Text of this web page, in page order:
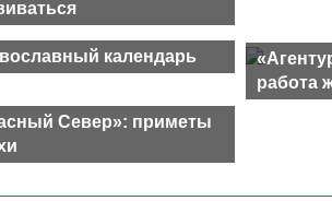
календарь
работа
Север»: приметы